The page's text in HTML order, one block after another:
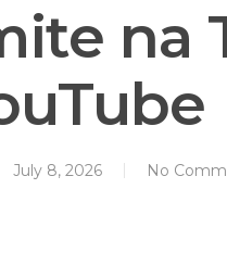
na
July 8, 2026 No